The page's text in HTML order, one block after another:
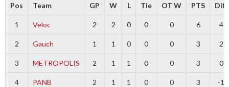
Pos Team GP W L Tie OT W PTS Diff
1 Veloc 2 2 0 0 0 6 4
2 Gauch 1 1 0 0 0 3 2
3 METROPOLIS 2 1 1 0 0 3 0
4 PANB 2 1 1 0 0 3 -1